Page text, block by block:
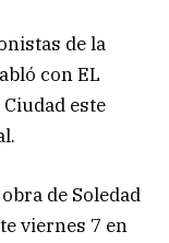
de la
con EL
este
de Soledad
viernes 7 en